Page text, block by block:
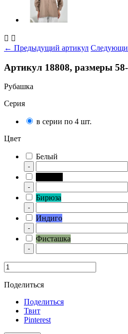
 
← Предыдущий артикул
Артикул 18808, размеры
Рубашка
Серия
в серии по 4 шт.
Цвет
Белый
-
-
Бирюза
-
Индиго
-
Фисташка
-
Поделиться
Поделиться
Твит
Pinterest